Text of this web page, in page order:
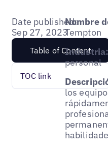
Date published:
Sep 27, 2023
Table of Content
TOC link
Nombre
Tempton
Industria:
personal
los